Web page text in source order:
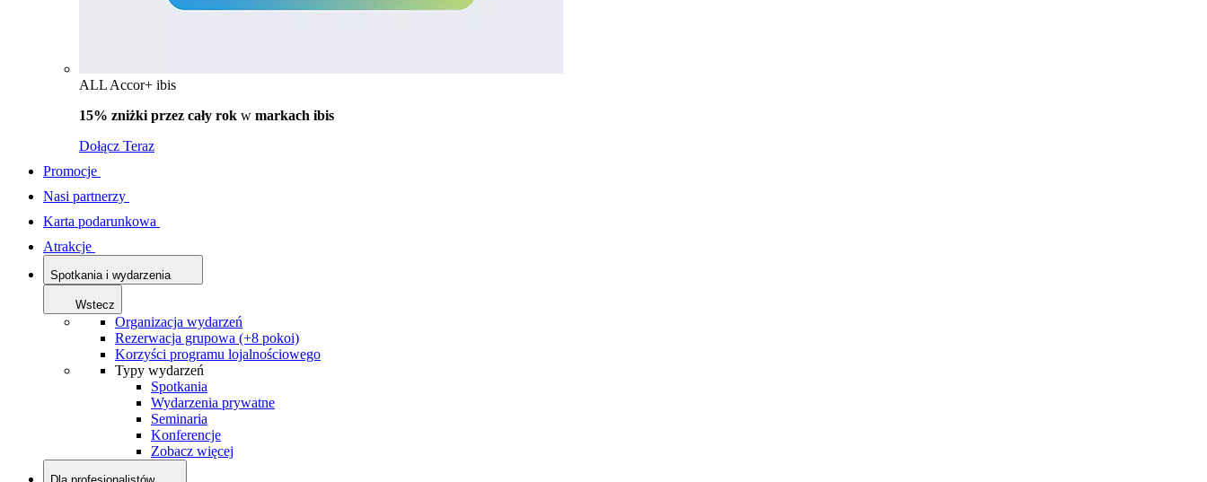
ALL Accor+ ibis
15% zniżki przez cały rok w markach ibis
Dołącz Teraz
Promocje
Nasi partnerzy
Karta podarunkowa
Atrakcje
Spotkania i wydarzenia
Wstecz
Organizacja wydarzeń
Rezerwacja grupowa (+8 pokoi)
Korzyści programu lojalnościowego
Typy wydarzeń
Spotkania
Wydarzenia prywatne
Seminaria
Konferencje
Zobacz więcej